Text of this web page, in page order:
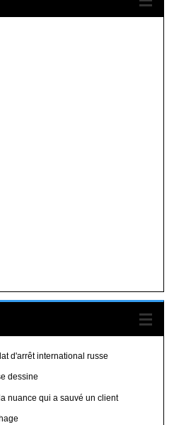
d'arrêt international russe
dessine
nuance qui a sauvé un client